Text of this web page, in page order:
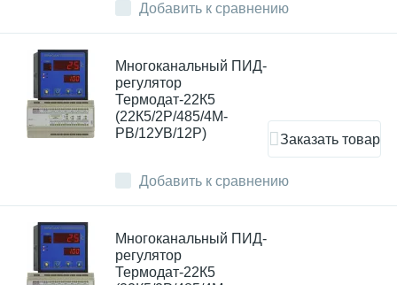
Добавить к сравнению
Добавить к сравнению
Многоканальный ПИД-
регулятор
Термодат-22К5
(22К5/2Р/485/4М-
РВ/12УВ/12Р)
Заказать товар
Многоканальный ПИД-
регулятор
Термодат-22К5